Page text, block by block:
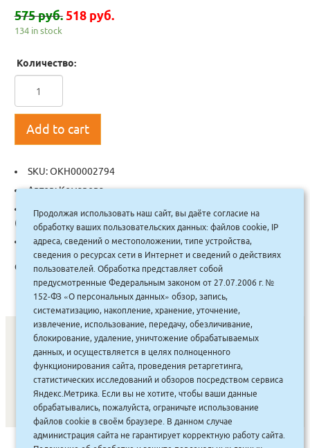
575 руб. 518 руб.
134 in stock
Количество:
Add to cart
SKU:ОКН00002794
Автор:Комарова
Categories: 2 класс Английский язык,Английский язык
(учебники и рабочие тетради) ,Школьная литература
Tag:Русское слово
Описание:
СОНУННАР|КОМПАНИЯ ТУҺУНАН |МАҔАҺЫЫННАР
АКЦИЯЛАР|ДИСКОНТНАЙ СИСТЕМА |ЮРИДИЧЕСКАЙ|
ВАКАНСИЯЛАР
Продолжая использовать наш сайт, вы даёте согласие на
обработку ваших пользовательских данных: файлов cookie, IP
адреса, сведений о местоположении, типе устройства,
сведения о ресурсах сети в Интернет и сведений о действиях
пользователей. Обработка представляет собой
предусмотренные Федеральным законом от 27.07.2006 г. №
152-ФЗ «О персональных данных» обзор, запись,
систематизацию, накопление, хранение, уточнение,
извлечение, использование, передачу, обезличивание,
блокирование, удаление, уничтожение обрабатываемых
данных, и осуществляется в целях полноценного
функционирования сайта, проведения ретаргетинга,
статистических исследований и обзоров посредством сервиса
Яндекс.Метрика. Если вы не хотите, чтобы ваши данные
обрабатывались, пожалуйста, ограничьте использование
файлов cookie в своём браузере. В данном случае
администрация сайта не гарантирует корректную работу сайта.